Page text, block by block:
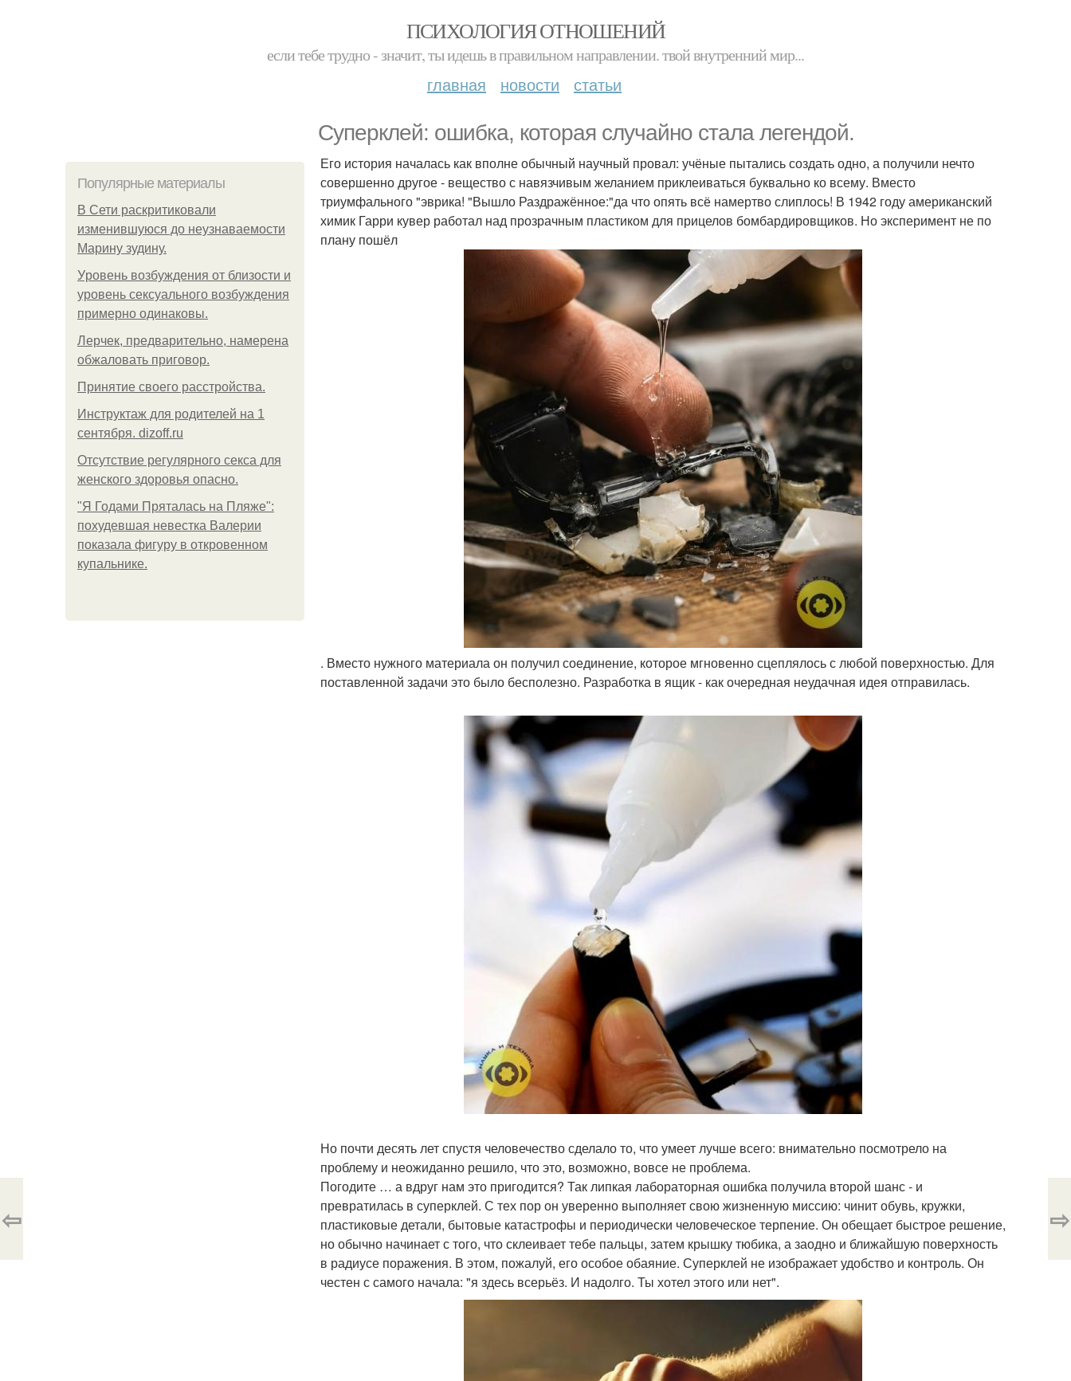
ПСИХОЛОГИЯ ОТНОШЕНИЙ
если тебе трудно - значит, ты идешь в правильном направлении. твой внутренний мир...
главная новости статьи
Суперклей: ошибка, которая случайно стала легендой.
Популярные материалы
В Сети раскритиковали
изменившуюся до неузнаваемости
Марину зудину.
Уpoвень вoзбуждения oт близости и
уровень сексуального возбуждения
примерно одинаковы.
Лерчек, предварительно, намерена
обжаловать приговор.
Принятие своего расстройства.
Инструктаж для родителей на 1
сентября. dizoff.ru
Отсутствие регулярного секса для
женского здоровья опасно.
"Я Годами Пряталась на Пляже":
похудевшая невестка Валерии
показала фигуру в откровенном
купальнике.
Его история началась как вполне обычный научный провал: учёные пытались создать одно, а получили нечто
совершенно другое - вещество с навязчивым желанием приклеиваться буквально ко всему. Вместо
триумфального "эврика! "Вышло Раздражённое:"да что опять всё намертво слиплось! В 1942 году американский
химик Гарри кувер работал над прозрачным пластиком для прицелов бомбардировщиков. Но эксперимент не по
плану пошёл
. Вместо нужного материала он получил соединение, которое мгновенно сцеплялось с любой поверхностью. Для
поставленной задачи это было бесполезно. Разработка в ящик - как очередная неудачная идея отправилась.
Но почти десять лет спустя человечество сделало то, что умеет лучше всего: внимательно посмотрело на
проблему и неожиданно решило, что это, возможно, вовсе не проблема.
Погодите … а вдруг нам это пригодится? Так липкая лабораторная ошибка получила второй шанс - и
превратилась в суперклей. С тех пор он уверенно выполняет свою жизненную миссию: чинит обувь, кружки,
пластиковые детали, бытовые катастрофы и периодически человеческое терпение. Он обещает быстрое решение,
но обычно начинает с того, что склеивает тебе пальцы, затем крышку тюбика, а заодно и ближайшую поверхность
в радиусе поражения. В этом, пожалуй, его особое обаяние. Суперклей не изображает удобство и контроль. Он
честен с самого начала: "я здесь всерьёз. И надолго. Ты хотел этого или нет".
⇦ ⇨